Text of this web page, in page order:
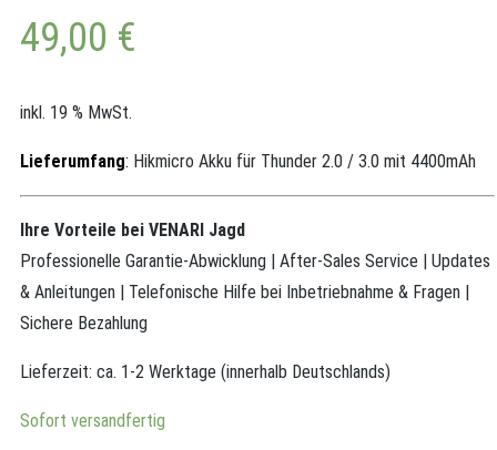
49,00 €
inkl. 19 % MwSt.
Lieferumfang: Hikmicro Akku für Thunder 2.0 / 3.0 mit 4400mAh
Ihre Vorteile bei VENARI Jagd
Professionelle Garantie-Abwicklung | After-Sales Service | Updates
& Anleitungen | Telefonische Hilfe bei Inbetriebnahme & Fragen |
Sichere Bezahlung
Lieferzeit: ca. 1-2 Werktage (innerhalb Deutschlands)
Sofort versandfertig